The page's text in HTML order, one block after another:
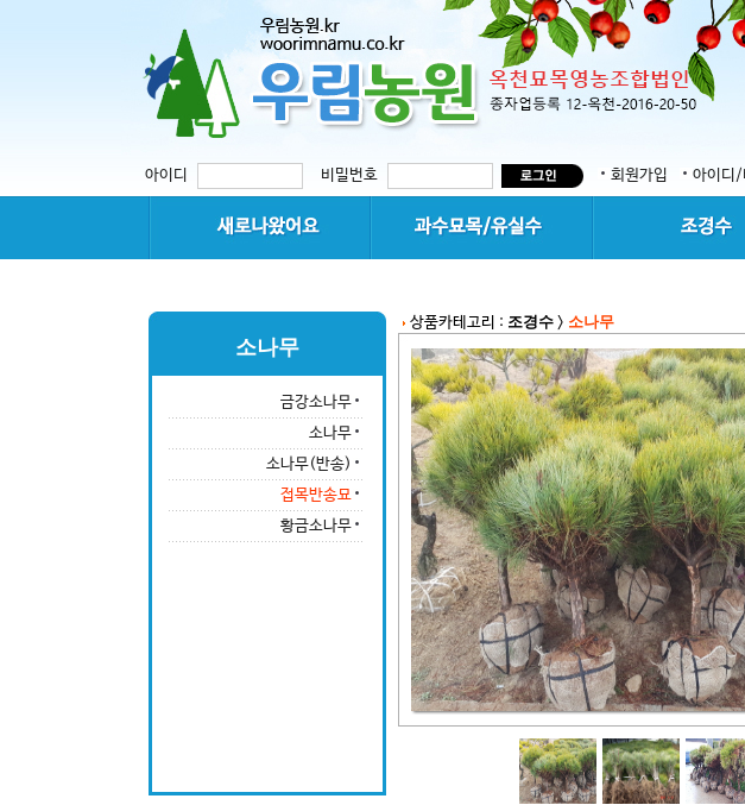
아이디 비밀번호 회원가입 아이디/
소나무
금강소나무
소나무
소나무(반송)
접목반송묘
황금소나무
상품카테고리 : 조경수> 소나무